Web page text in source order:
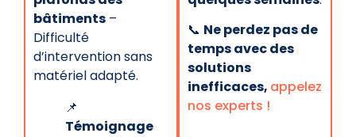
bâtiments –
Difficulté
d’intervention sans
matériel adapté.
📌
Témoignage
📞 Ne perdez pas de
temps avec des
solutions
inefficaces, appelez
nos experts !